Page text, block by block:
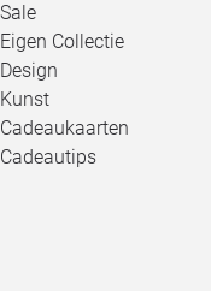
Sale
Eigen Collectie
Design
Kunst
Cadeaukaarten
Cadeautips